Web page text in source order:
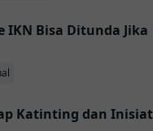
IKN Bisa Ditunda Jika
Katinting dan